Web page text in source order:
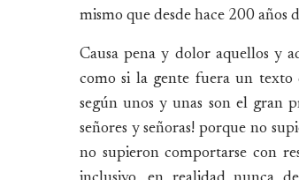
mismo que desde hace 200 años
Causa pena y dolor aquellos y
como si la gente fuera un texto
según unos y unas son el gran
señores y señoras! porque no
no supieron comportarse con